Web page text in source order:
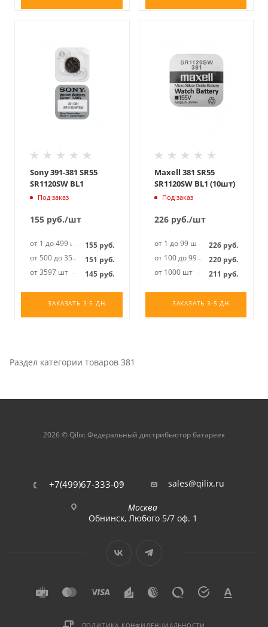
Sony 391-381 SR55
SR1120SW BL1
Под заказ
155 руб./шт
от 1 до 499 шт 155руб.
от 500 до 3596 шт
151 руб.
от 3597 шт
145руб.
ЗАКАЗАТЬ 3-5 ДН.
Maxell 381 SR55
SR1120SW BL1 (10шт)
Под заказ
226руб./шт
от 1 до 99 шт 226 руб.
от 100 до 999 шт220 руб.
от 1000 шт
211 руб.
ЗАКАЗАТЬ 3-5 ДН.
Раздел категории товаров 381
2026 © Qilix: Федеральный дистрибьютор батареек
+7(499)67-333-09 sales@qilix.ru
Москва
Обнинск, Любого 5/7 оф. 1